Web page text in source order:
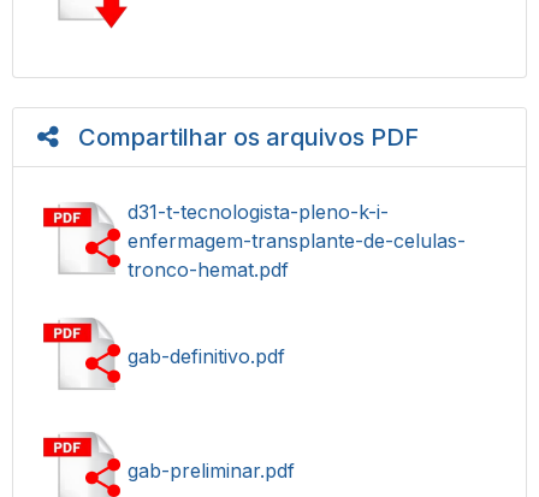
Compartilhar os arquivos PDF
d31-t-tecnologista-pleno-k-i-
enfermagem-transplante-de-celulas-
tronco-hemat.pdf
gab-definitivo.pdf
gab-preliminar.pdf